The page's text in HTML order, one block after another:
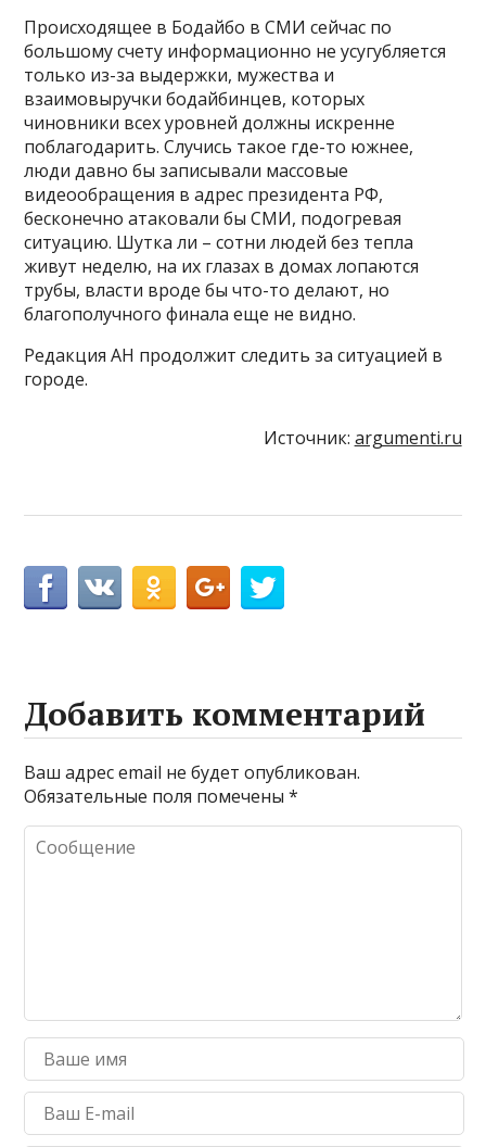
Происходящее в Бодайбо в СМИ сейчас по
большому счету информационно не усугубляется
только из-за выдержки, мужества и
взаимовыручки бодайбинцев, которых
чиновники всех уровней должны искренне
поблагодарить. Случись такое где-то южнее,
люди давно бы записывали массовые
видеообращения в адрес президента РФ,
бесконечно атаковали бы СМИ, подогревая
ситуацию. Шутка ли – сотни людей без тепла
живут неделю, на их глазах в домах лопаются
трубы, власти вроде бы что-то делают, но
благополучного финала еще не видно.
Редакция АН продолжит следить за ситуацией в
городе.
Источник: argumenti.ru
Добавить комментарий
Ваш адрес email не будет опубликован.
Обязательные поля помечены*